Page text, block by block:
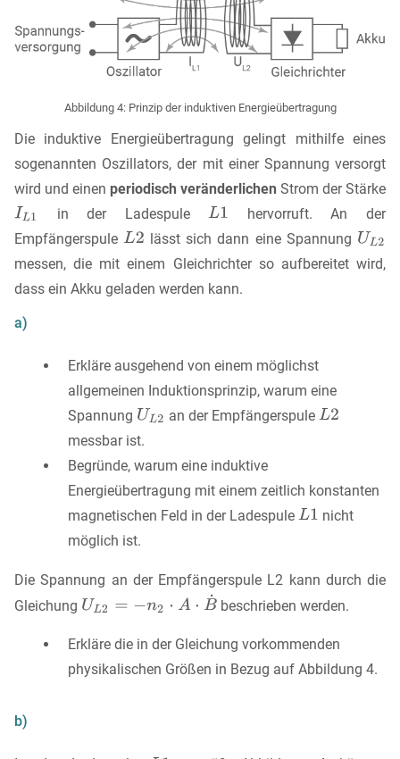
Abbildung 4: Prinzip der induktiven Energieübertragung
Die induktive Energieübertragung gelingt mithilfe eines
sogenannten Oszillators, der mit einer Spannung versorgt
wird und einen periodisch veränderlichen Strom der Stärke
in der Ladespule
hervorruft. An der
Empfängerspule
lässt sich dann eine Spannung
messen, die mit einem Gleichrichter so aufbereitet wird,
dass ein Akku geladen werden kann.
a)
Erkläre ausgehend von einem möglichst
allgemeinen Induktionsprinzip, warum eine
Spannung
an der Empfängerspule
messbar ist.
Begründe, warum eine induktive
Energieübertragung mit einem zeitlich konstanten
magnetischen Feld in der Ladespule
nicht
möglich ist.
Die Spannung an der Empfängerspule L2 kann durch die
Gleichung
beschrieben werden.
Erkläre die in der Gleichung vorkommenden
physikalischen Größen in Bezug auf Abbildung 4.
b)